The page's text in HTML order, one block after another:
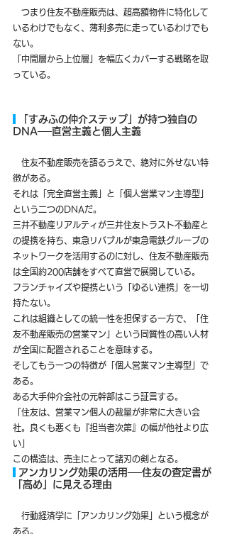
つまり住友不動産販売は、超高額物件に特化して
いるわけでもなく、薄利多売に走っているわけでも
ない。
「中間層から上位層」を幅広くカバーする戦略を取
っている。
「すみふの仲介ステップ」が持つ独自の
DNA──直営主義と個人主義
住友不動産販売を語るうえで、絶対に外せない特
徴がある。
それは「完全直営主義」と「個人営業マン主導型」
という二つのDNAだ。
三井不動産リアルティが三井住友トラスト不動産と
の提携を持ち、東急リバブルが東急電鉄グループの
ネットワークを活用するのに対し、住友不動産販売
は全国約200店舗をすべて直営で展開している。
フランチャイズや提携という「ゆるい連携」を一切
持たない。
これは組織としての統一性を担保する一方で、「住
友不動産販売の営業マン」という同質性の高い人材
が全国に配置されることを意味する。
そしてもう一つの特徴が「個人営業マン主導型」で
ある。
ある大手仲介会社の元幹部はこう証言する。
「住友は、営業マン個人の裁量が非常に大きい会
社。良くも悪くも『担当者次第』の幅が他社より広
い」
この構造は、売主にとって諸刃の剣となる。
アンカリング効果の活用──住友の査定書が
「高め」に見える理由
行動経済学に「アンカリング効果」という概念が
ある。